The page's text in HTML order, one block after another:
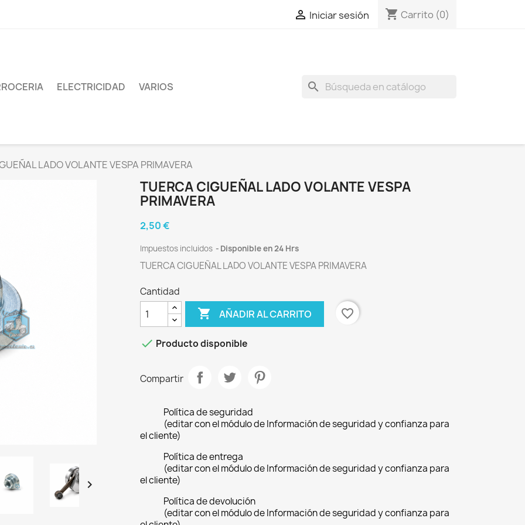
 Iniciar sesión shopping_cart Carrito (0)
ELECTRICIDAD VARIOS search
LADO VOLANTE VESPA PRIMAVERA

TUERCA CIGUEÑAL LADO VOLANTE VESPA
PRIMAVERA
2,50 €
Impuestos incluidos Disponible en 24 Hrs
TUERCA CIGUEÑAL LADO VOLANTE VESPA PRIMAVERA
Cantidad
 AÑADIR AL CARRITO favorite_border
 Producto disponible
Compartir
Política de seguridad
(editar con el módulo de Información de seguridad y confianza para
el cliente)
Política de entrega
(editar con el módulo de Información de seguridad y confianza para
el cliente)
Política de devolución
(editar con el módulo de Información de seguridad y confianza para